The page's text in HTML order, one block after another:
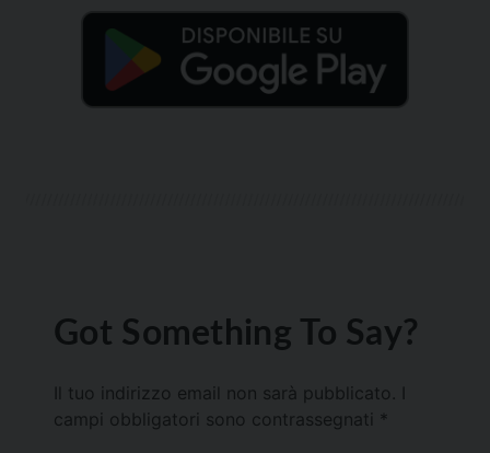
Got Something To Say?
Il tuo indirizzo email non sarà pubblicato.
campi obbligatori sono contrassegnati *